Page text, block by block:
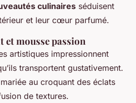
culinaires séduisent
et leur cœur parfumé.
et mousse passion
artistiques impressionnent
transportent gustativement.
au croquant des éclats
de textures.